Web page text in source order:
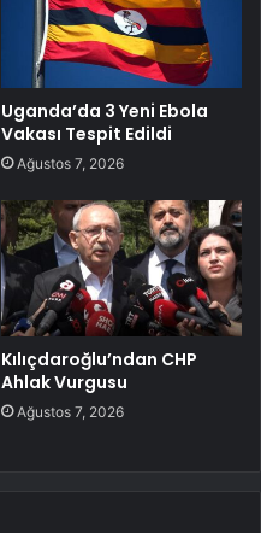
Uganda’da 3 Yeni Ebola
Vakası Tespit Edildi
Ağustos 7, 2026
Kılıçdaroğlu’ndan CHP
Ahlak Vurgusu
Ağustos 7, 2026